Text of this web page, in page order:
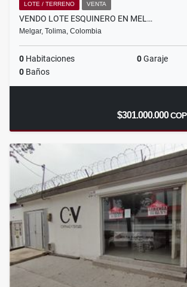
LOTE / TERRENO VENTA
VENDO LOTE ESQUINERO EN MEL…
Melgar, Tolima, Colombia
0 Habitaciones 0Garaje
0 Baños
$301.000.000COP